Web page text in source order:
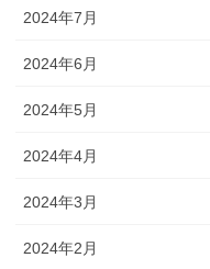
2024年7月
2024年6月
2024年5月
2024年4月
2024年3月
2024年2月